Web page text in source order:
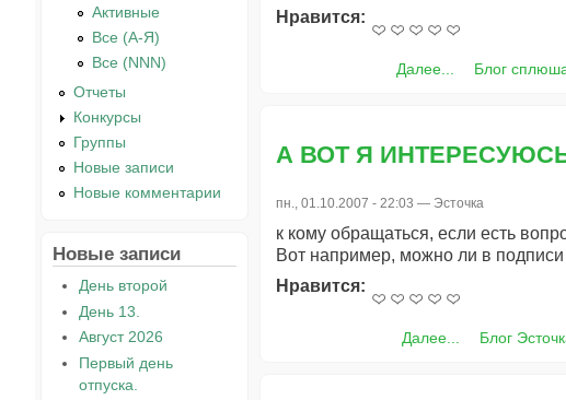
Нравится:
Далее... Блог
А ВОТ Я
пн., 01.10.2007 - 22:03 — Эсточка
к кому обращаться, если есть
Вот например, можно ли в подписи
Нравится:
Далее... Блог
Активные
Все (А-Я)
Все (NNN)
Отчеты
Конкурсы
Группы
Новые записи
Новые комментарии
Новые записи
День второй
День 13.
Август 2026
Первый день
отпуска.